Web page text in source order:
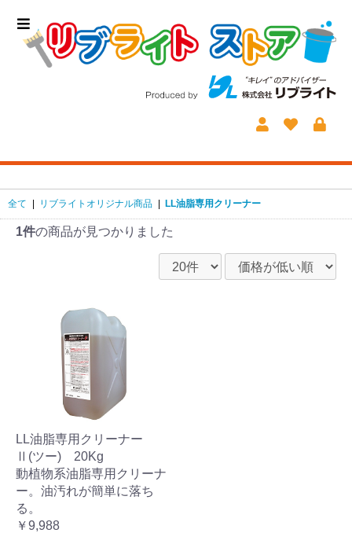
全て リブライトオリジナル商品 LL油脂専用クリーナー
1件の商品が見つかりました
LL油脂専用クリーナー
Ⅱ(ツー) 20Kg
動植物系油脂専用クリーナ
ー。油汚れが簡単に落ち
る。
￥9,988